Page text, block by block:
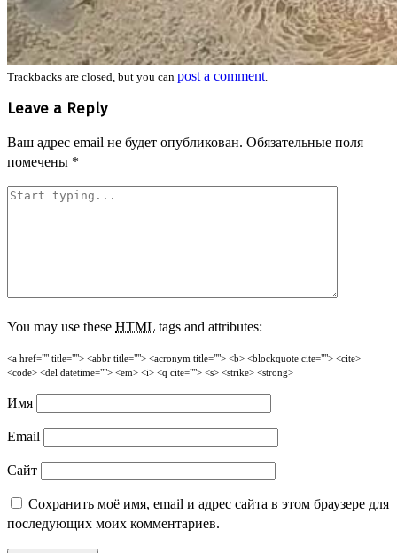
Trackbacks are closed, but you can post a comment.
Leave a Reply
Ваш адрес email не будет опубликован. Обязательные поля
помечены *
You may use these HTML tags and attributes:
<a href="" title=""> <abbr title=""> <acronym title=""> <b> <blockquote cite=""> <cite>
<code> <del datetime=""> <em> <i> <q cite=""> <s> <strike> <strong>
Имя
Email
Сайт
Сохранить моё имя, email и адрес сайта в этом браузере для
последующих моих комментариев.